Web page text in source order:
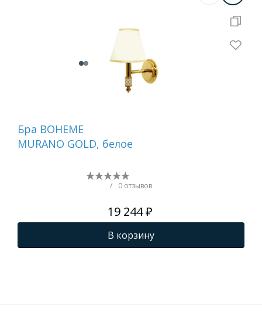
Бра BOHEME
MURANO GOLD, белое
/ 0 отзывов
19 244 ₽
В корзину